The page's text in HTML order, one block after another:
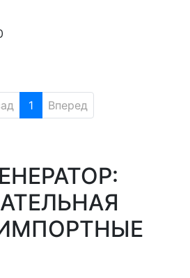
1 Вперед